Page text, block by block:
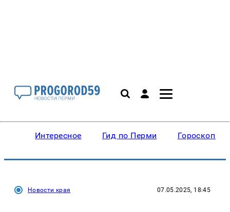
Интересное Гид по Перми Гороскопы
Новости края 07.05.2025, 18:45